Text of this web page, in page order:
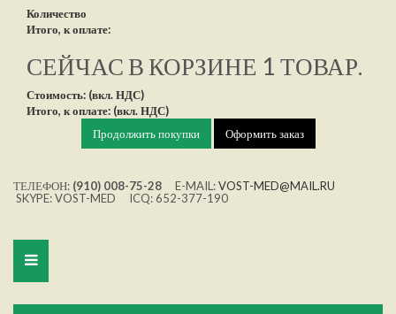
Количество
Итого, к оплате:
СЕЙЧАС В КОРЗИНЕ 1 ТОВАР.
Стоимость: (вкл. НДС)
Итого, к оплате: (вкл. НДС)
Продолжить покупки
Оформить заказ
ТЕЛЕФОН: (910) 008-75-28 E-MAIL:VOST-MED@MAIL.RU
SKYPE: VOST-MED ICQ: 652-377-190
Toggle